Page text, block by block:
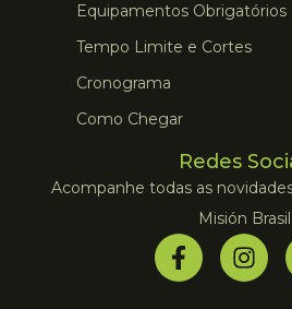
Equipamentos Obrigatórios
Tempo Limite e Cortes
Cronograma
Como Chegar
Redes
Acompanhe todas as
Misión Brasil